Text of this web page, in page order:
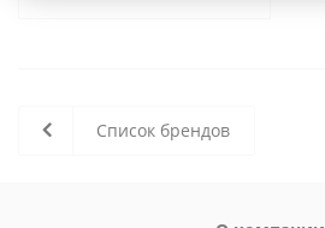
Список брендов